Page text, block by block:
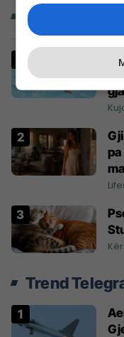
Trend Stili
të
Trend